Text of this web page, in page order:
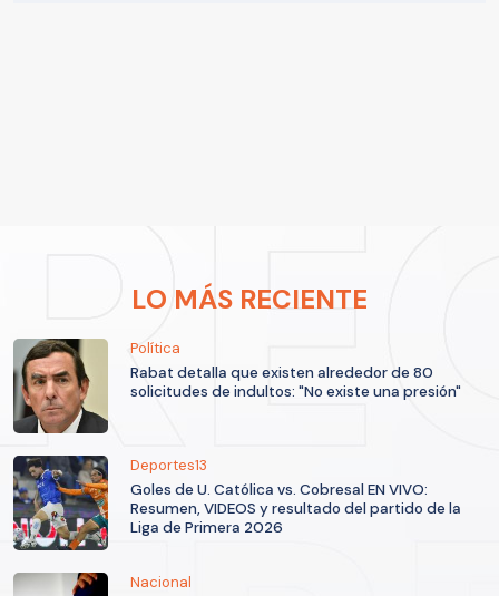
LO MÁS RECIENTE
Política
Rabat detalla que existen alrededor de 80
solicitudes de indultos: "No existe una presión"
Deportes13
Goles de U. Católica vs. Cobresal EN VIVO:
Resumen, VIDEOS y resultado del partido de la
Liga de Primera 2026
Nacional